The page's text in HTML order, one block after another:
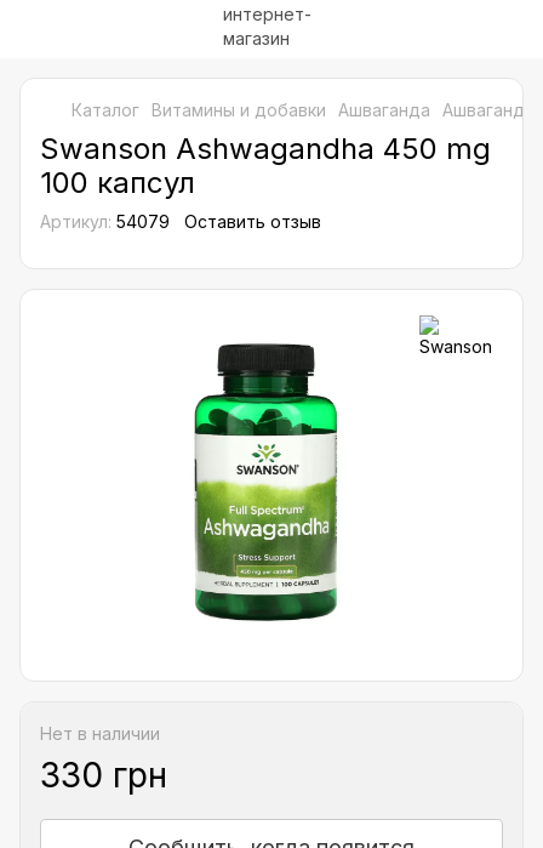
Каталог Витамины и добавки Ашваганда Ашваганда
Swanson Ashwagandha 450 mg
100 капсул
Артикул: 54079 Оставить отзыв
Нет в наличии
330 грн